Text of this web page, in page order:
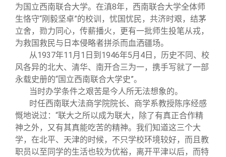
校友文苑
校友讲坛
校友视界
三创大赛
实用信息
会长致辞
总会章程
理事会名单
制度法规
联系我们
为国立西南联合大学。在滇8年，西南联合大学全体师
生恪守“刚毅坚卓”的校训，忧国忧民，共济时艰，结茅
立舍，勠力同心，传薪播火，更有一批师生投笔从戎，
为救国救民与日本侵略者拼杀而血洒疆场。
从1937年11月1日到1946年5月4日，历史不同、校
风各异的北大、清华、南开合三为一，携手写就了一部
永载史册的“国立西南联合大学史”。
当时办学条件之艰苦是今人所无法想象的。
时任西南联大法商学院院长、商学系教授陈序经感
慨地说过：“联大之所以成为联大，除了有真正合作精
神之外，又有其真能吃苦的精神。我们知道这三个大
学，在北平、天津的时候，不只学校环境较好，而且教
职员以至同学的生活也较为优裕，离开平津以后，而特